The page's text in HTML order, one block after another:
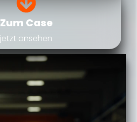
Zum Case
jetzt ansehen